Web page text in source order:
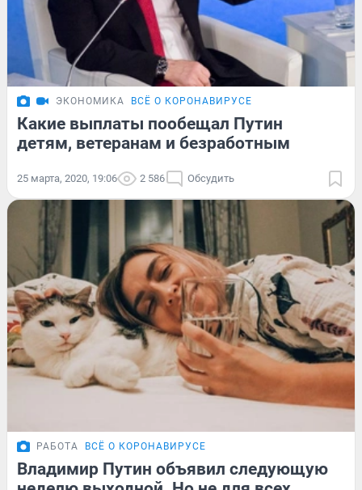
ЭКОНОМИКА ВСЁ О КОРОНАВИРУСЕ
Какие выплаты пообещал Путин
детям, ветеранам и безработным
25 марта, 2020, 19:06 2 586 Обсудить
РАБОТА ВСЁ О КОРОНАВИРУСЕ
Владимир Путин объявил следующую